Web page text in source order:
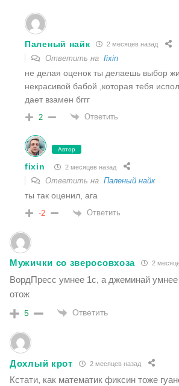
Паленый найк 2 месяцев назад
Ответить на fixin
не делая оценок ты делаешь выбор
некрасивой бабой ,которая тебя
дает взамен бггг
2 Ответить
Автор
fixin 2 месяцев назад
Ответить на Паленый найк
ты так оценил, ага
-2 Ответить
Мужички со зверосовхоза 2
ВордПресс умнее 1с, а джеминай
отож
5 Ответить
Дохлый крот 2 месяцев назад
Кстати, как математик фиксин тоже